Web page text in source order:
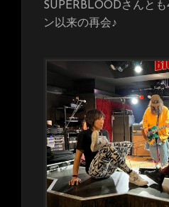
SUPERBLOODさんと
ン以来の再会♪